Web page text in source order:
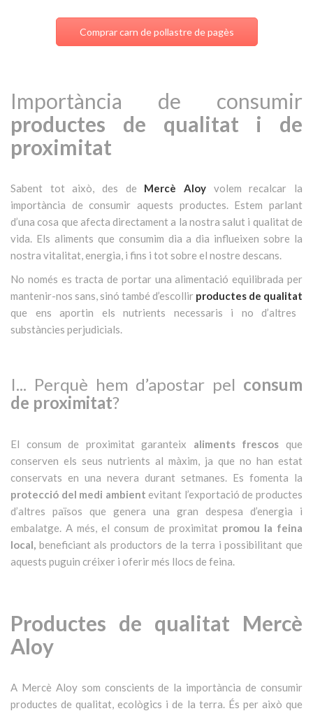
Comprar carn de pollastre de pagès
Importància de consumir
productes de qualitat i de
proximitat
Sabent tot això, des de Mercè Aloy volem recalcar la
importància de consumir aquests productes. Estem parlant
d’una cosa que afecta directament a la nostra salut i qualitat de
vida. Els aliments que consumim dia a dia influeixen sobre la
nostra vitalitat, energia, i fins i tot sobre el nostre descans.
No només es tracta de portar una alimentació equilibrada per
mantenir-nos sans, sinó també d’escollir productes de qualitat
que ens aportin els nutrients necessaris i no d’altres
substàncies perjudicials.
I... Perquè hem d’apostar pel consum
de proximitat?
El consum de proximitat garanteix aliments frescos que
conserven els seus nutrients al màxim, ja que no han estat
conservats en una nevera durant setmanes. Es fomenta la
protecció del medi ambient evitant l’exportació de productes
d’altres països que genera una gran despesa d’energia i
embalatge. A més, el consum de proximitat promou la feina
local, beneficiant als productors de la terra i possibilitant que
aquests puguin créixer i oferir més llocs de feina.
Productes de qualitat Mercè
Aloy
A Mercè Aloy som conscients de la importància de consumir
productes de qualitat, ecològics i de la terra. És per això que